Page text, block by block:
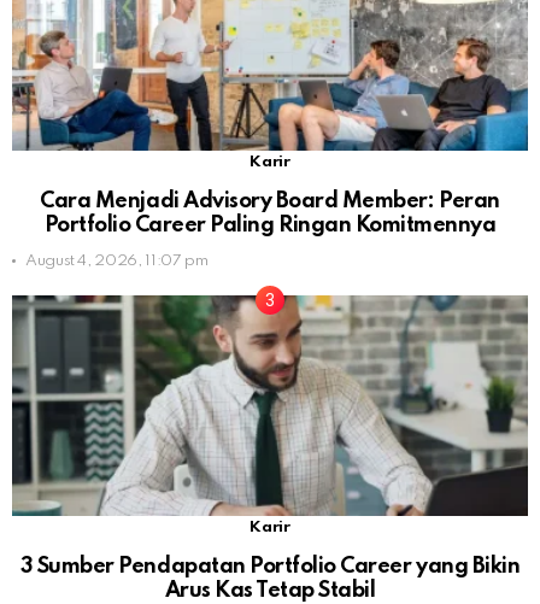
Karir
Cara Menjadi Advisory Board Member: Peran
Portfolio Career Paling Ringan Komitmennya
August 4, 2026, 11:07 pm
Karir
3 Sumber Pendapatan Portfolio Career yang Bikin
Arus Kas Tetap Stabil